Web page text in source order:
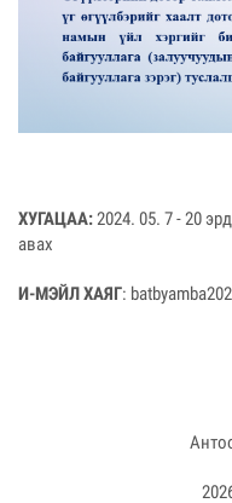
ХУГАЦАА:2024. 05. 7 - 20
авах
И-МЭЙЛ ХАЯГ: